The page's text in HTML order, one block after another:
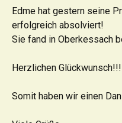
Edme hat gestern seine
erfolgreich absolviert!
Sie fand in Oberkessach
Herzlichen Glückwunsch!!!
Somit haben wir einen